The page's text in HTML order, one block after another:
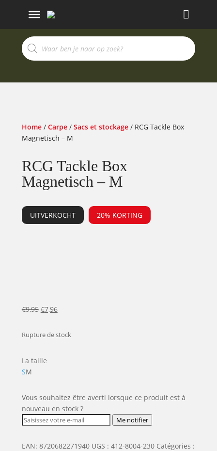
Recherche
de
produits
Home/ Carpe/ Sacs et stockage/ RCG Tackle Box
Magnetisch – M
RCG Tackle Box
Magnetisch – M
UITVERKOCHT 20% KORTING
€9,95 Le
initial
€7,96Le
actuel
Rupture de stock
La taille
SM
Vous souhaitez être averti lorsque ce produit est à
nouveau en stock ?
Me notifier
EAN: 8720682271940 UGS : 412-8004-230 Catégories :